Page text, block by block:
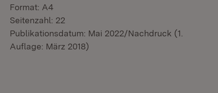
Format: A4
Seitenzahl: 22
Publikationsdatum: Mai 2022/Nachdruck (1.
Auflage: März 2018)